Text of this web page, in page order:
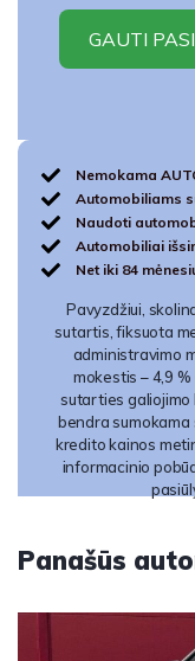
Nemokama
Automobiliams
Naudoti
Automobiliai
Net iki 84
Pavyzdžiui,
sutartis, fiksuota
administravimo
mokestis – 4,9
sutarties galiojimo
bendra sumokama
kredito kainos
informacinio
Panašūs